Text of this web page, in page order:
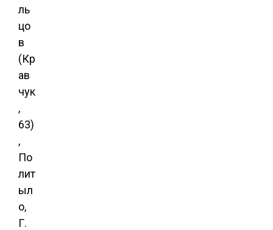
ль
цо
в
(Кр
ав
чук
,
63)
,
По
лит
ыл
о,
Г.